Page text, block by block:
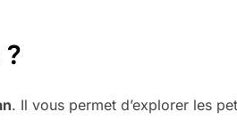
. Il vous permet d’explorer les